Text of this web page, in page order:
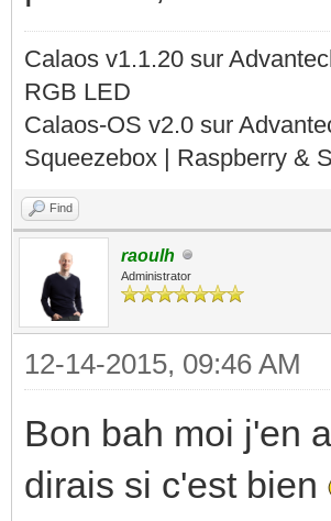
Calaos v1.1.20 sur
RGB LED
Calaos-OS v2.0 sur
Squeezebox | Raspberry &
Find
raoulh
Administrator
12-14-2015, 09:46 AM
Bon bah moi j'en
dirais si c'est bien